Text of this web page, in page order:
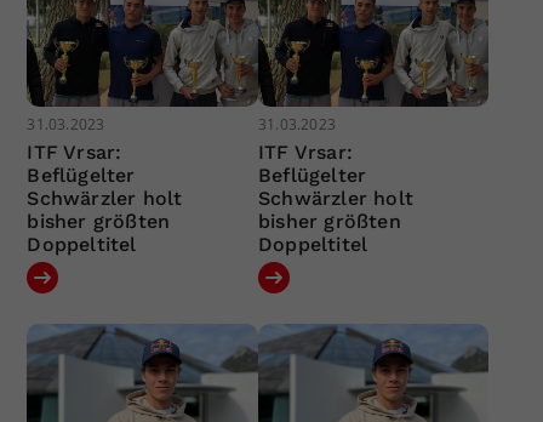
31.03.2023
ITF Vrsar:
Beflügelter
Schwärzler holt
bisher größten
Doppeltitel
31.03.2023
ITF Vrsar:
Beflügelter
Schwärzler holt
bisher größten
Doppeltitel